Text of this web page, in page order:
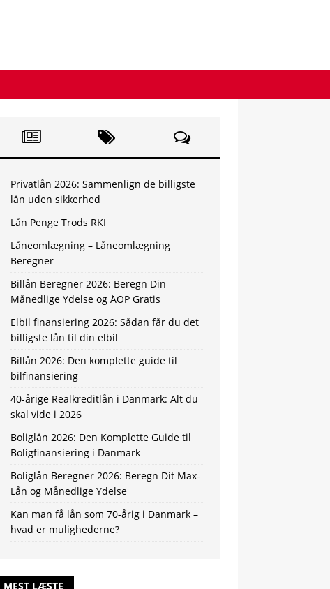
Privatlån 2026: Sammenlign de billigste
lån uden sikkerhed
Lån Penge Trods RKI
Låneomlægning – Låneomlægning
Beregner
Billån Beregner 2026: Beregn Din
Månedlige Ydelse og ÅOP Gratis
Elbil finansiering 2026: Sådan får du det
billigste lån til din elbil
Billån 2026: Den komplette guide til
bilfinansiering
40-årige Realkreditlån i Danmark: Alt du
skal vide i 2026
Boliglån 2026: Den Komplette Guide til
Boligfinansiering i Danmark
Boliglån Beregner 2026: Beregn Dit Max-
Lån og Månedlige Ydelse
Kan man få lån som 70-årig i Danmark –
hvad er mulighederne?
MEST LÆSTE